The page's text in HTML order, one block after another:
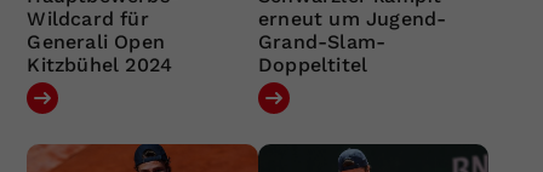
Wildcard für
Generali Open
Kitzbühel 2024
erneut um Jugend-
Grand-Slam-
Doppeltitel